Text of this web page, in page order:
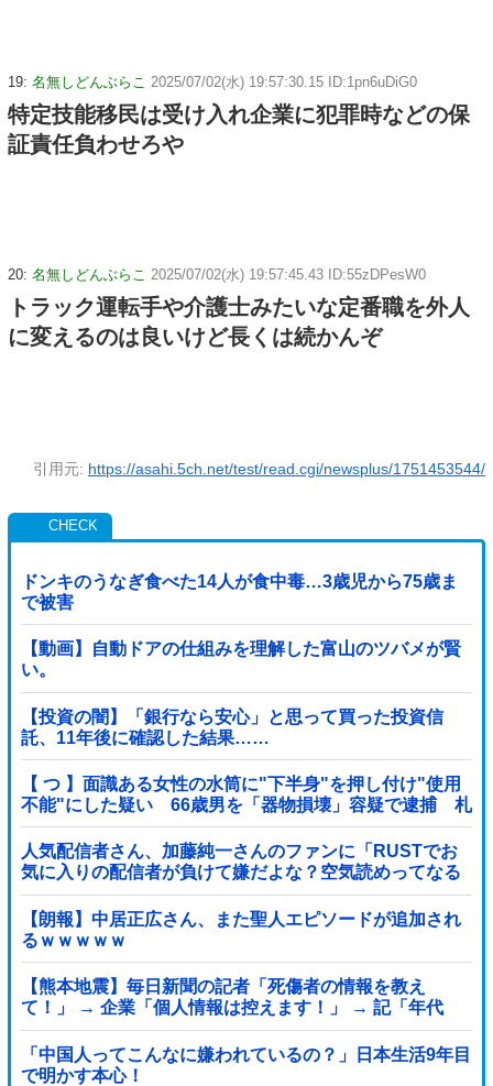
19: 名無しどんぶらこ 2025/07/02(水) 19:57:30.15 ID:1pn6uDiG0
特定技能移民は受け入れ企業に犯罪時などの保
証責任負わせろや
20: 名無しどんぶらこ 2025/07/02(水) 19:57:45.43 ID:55zDPesW0
トラック運転手や介護士みたいな定番職を外人
に変えるのは良いけど長くは続かんぞ
引用元: https://asahi.5ch.net/test/read.cgi/newsplus/1751453544/
ドンキのうなぎ食べた14人が食中毒…3歳児から75歳ま
で被害
【動画】自動ドアの仕組みを理解した富山のツバメが賢
い。
【投資の闇】「銀行なら安心」と思って買った投資信
託、11年後に確認した結果……
【 つ 】面識ある女性の水筒に"下半身"を押し付け"使用
不能"にした疑い 66歳男を「器物損壊」容疑で逮捕 札
幌市
人気配信者さん、加藤純一さんのファンに「RUSTでお
気に入りの配信者が負けて嫌だよな？空気読めってなる
よな？その結果がVCR。お前らVCR向いてるよ」→大炎
上他
【朗報】中居正広さん、また聖人エピソードが追加され
るｗｗｗｗｗ
【熊本地震】毎日新聞の記者「死傷者の情報を教え
て！」 → 企業「個人情報は控えます！」 → 記「年代
は？特定につながらないでしょ？教えてよ？教えて
よ？」
「中国人ってこんなに嫌われているの？」日本生活9年目
で明かす本心！